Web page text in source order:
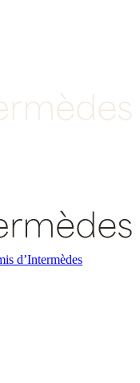
d’Intermèdes